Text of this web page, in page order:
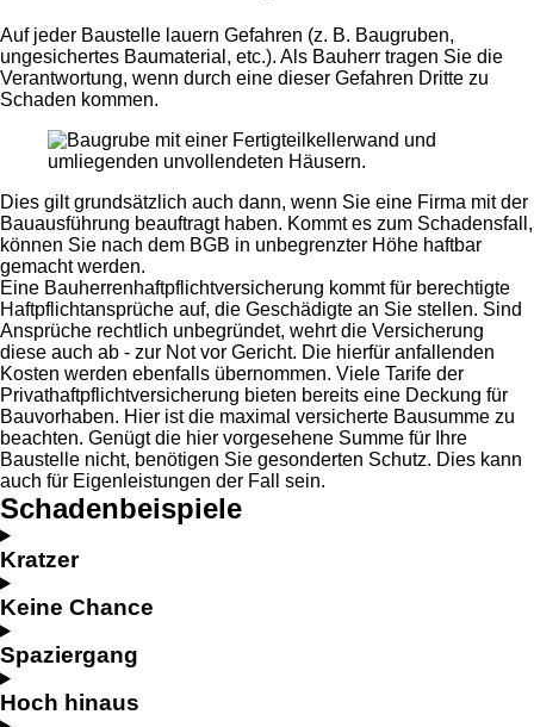
Auf jeder Baustelle lauern Gefahren (z. B. Baugruben,
ungesichertes Baumaterial, etc.). Als Bauherr tragen Sie die
Verantwortung, wenn durch eine dieser Gefahren Dritte zu
Schaden kommen.
Dies gilt grundsätzlich auch dann, wenn Sie eine Firma mit der
Bauausführung beauftragt haben. Kommt es zum Schadensfall,
können Sie nach dem BGB in unbegrenzter Höhe haftbar
gemacht werden.
Eine Bauherrenhaftpflichtversicherung kommt für berechtigte
Haftpflichtansprüche auf, die Geschädigte an Sie stellen. Sind
Ansprüche rechtlich unbegründet, wehrt die Versicherung
diese auch ab - zur Not vor Gericht. Die hierfür anfallenden
Kosten werden ebenfalls übernommen. Viele Tarife der
Privathaftpflichtversicherung bieten bereits eine Deckung für
Bauvorhaben. Hier ist die maximal versicherte Bausumme zu
beachten. Genügt die hier vorgesehene Summe für Ihre
Baustelle nicht, benötigen Sie gesonderten Schutz. Dies kann
auch für Eigenleistungen der Fall sein.
Schadenbeispiele
Kratzer
Keine Chance
Spaziergang
Hoch hinaus